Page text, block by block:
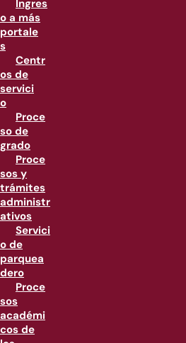
Ingres
o a más
portale
s
Centr
os de
servici
o
Proce
so de
grado
Proce
sos y
trámites
administr
ativos
Servici
o de
parquea
dero
Proce
sos
académi
cos de